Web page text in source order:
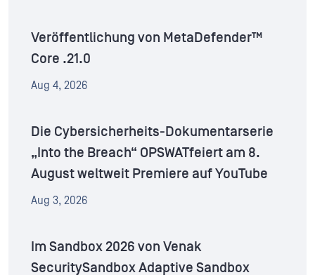
Veröffentlichung von MetaDefender™
Core .21.0
Aug 4, 2026
Die Cybersicherheits-Dokumentarserie
„Into the Breach“ OPSWATfeiert am 8.
August weltweit Premiere auf YouTube
Aug 3, 2026
Im Sandbox 2026 von Venak
SecuritySandbox Adaptive Sandbox